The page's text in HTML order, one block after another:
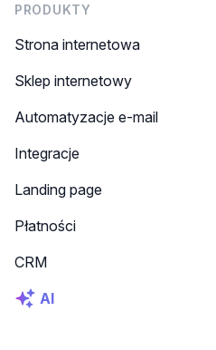
PRODUKTY
Strona internetowa
Sklep internetowy
Automatyzacje e-mail
Integracje
Landing page
Płatności
CRM
AI